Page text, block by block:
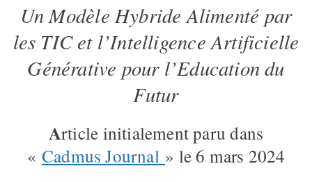
Un Modèle Hybride Alimenté par
les TIC et l’Intelligence Artificielle
Générative pour l’Education du
Futur
Article initialement paru dans
« Cadmus Journal » le 6 mars 2024